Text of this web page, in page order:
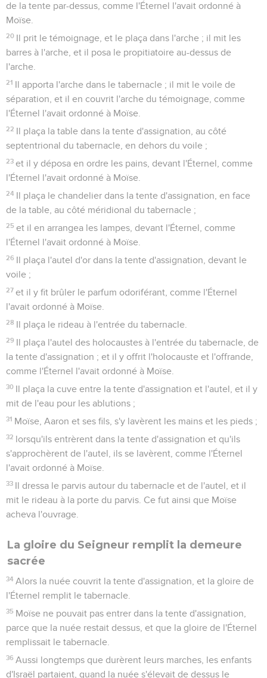
de la tente par-dessus, comme l'Éternel l'avait ordonné à
Moïse.
20 Il prit le témoignage, et le plaça dans l'arche ; il mit les
barres à l'arche, et il posa le propitiatoire au-dessus de
l'arche.
21 Il apporta l'arche dans le tabernacle ; il mit le voile de
séparation, et il en couvrit l'arche du témoignage, comme
l'Éternel l'avait ordonné à Moïse.
22 Il plaça la table dans la tente d'assignation, au côté
septentrional du tabernacle, en dehors du voile ;
23 et il y déposa en ordre les pains, devant l'Éternel, comme
l'Éternel l'avait ordonné à Moïse.
24 Il plaça le chandelier dans la tente d'assignation, en face
de la table, au côté méridional du tabernacle ;
25 et il en arrangea les lampes, devant l'Éternel, comme
l'Éternel l'avait ordonné à Moïse.
26 Il plaça l'autel d'or dans la tente d'assignation, devant le
voile ;
27 et il y fit brûler le parfum odoriférant, comme l'Éternel
l'avait ordonné à Moïse.
28 Il plaça le rideau à l'entrée du tabernacle.
29 Il plaça l'autel des holocaustes à l'entrée du tabernacle, de
la tente d'assignation ; et il y offrit l'holocauste et l'offrande,
comme l'Éternel l'avait ordonné à Moïse.
30 Il plaça la cuve entre la tente d'assignation et l'autel, et il y
mit de l'eau pour les ablutions ;
31 Moïse, Aaron et ses fils, s'y lavèrent les mains et les pieds ;
32 lorsqu'ils entrèrent dans la tente d'assignation et qu'ils
s'approchèrent de l'autel, ils se lavèrent, comme l'Éternel
l'avait ordonné à Moïse.
33 Il dressa le parvis autour du tabernacle et de l'autel, et il
mit le rideau à la porte du parvis. Ce fut ainsi que Moïse
acheva l'ouvrage.
La gloire du Seigneur remplit la demeure
sacrée
34 Alors la nuée couvrit la tente d'assignation, et la gloire de
l'Éternel remplit le tabernacle.
35 Moïse ne pouvait pas entrer dans la tente d'assignation,
parce que la nuée restait dessus, et que la gloire de l'Éternel
remplissait le tabernacle.
36 Aussi longtemps que durèrent leurs marches, les enfants
d'Israël partaient, quand la nuée s'élevait de dessus le